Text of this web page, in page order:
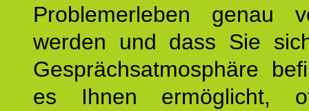
Problemerleben genau
werden und dass Sie
Gesprächsatmosphäre
es Ihnen ermöglicht,